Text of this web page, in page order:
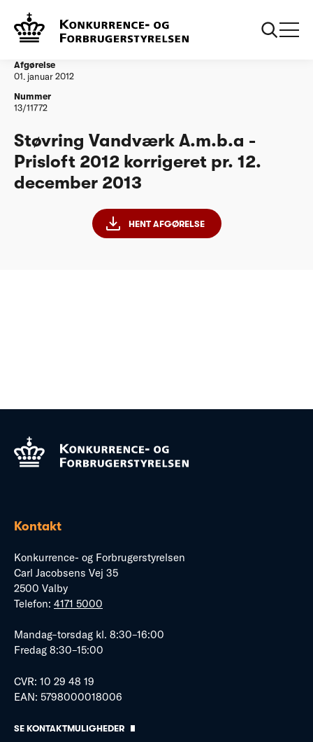
Vandtilsyn
121213
Afgørelse
01. januar 2012
Nummer
13/11772
Støvring Vandværk A.m.b.a -
Prisloft 2012 korrigeret pr. 12.
december 2013
HENT AFGØRELSE
Kontakt
Konkurrence- og Forbrugerstyrelsen
Carl Jacobsens Vej 35
2500 Valby
Telefon: 4171 5000
Mandag–torsdag kl. 8:30–16:00
Fredag 8:30–15:00
CVR: 10 29 48 19
EAN: 5798000018006
SE KONTAKTMULIGHEDER